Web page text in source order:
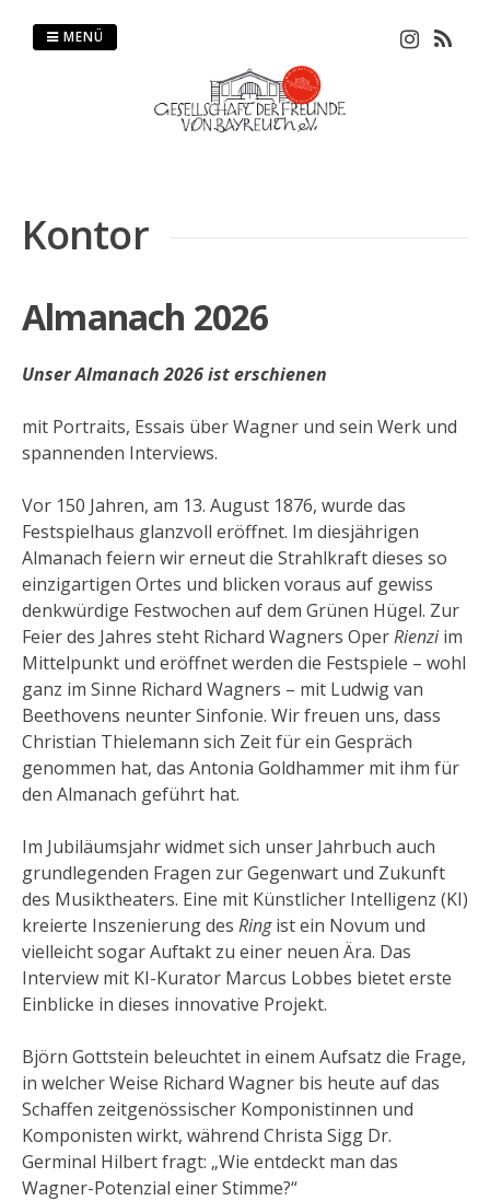
MENÜ
Kontor
Almanach 2026
Unser Almanach 2026 ist erschienen
mit Portraits, Essais über Wagner und sein Werk und
spannenden Interviews.
Vor 150 Jahren, am 13. August 1876, wurde das
Festspielhaus glanzvoll eröffnet. Im diesjährigen
Almanach feiern wir erneut die Strahlkraft dieses so
einzigartigen Ortes und blicken voraus auf gewiss
denkwürdige Festwochen auf dem Grünen Hügel. Zur
Feier des Jahres steht Richard Wagners OperRienziim
Mittelpunkt und eröffnet werden die Festspiele – wohl
ganz im Sinne Richard Wagners – mit Ludwig van
Beethovens neunter Sinfonie. Wir freuen uns, dass
Christian Thielemann sich Zeit für ein Gespräch
genommen hat, das Antonia Goldhammer mit ihm für
den Almanach geführt hat.
Im Jubiläumsjahr widmet sich unser Jahrbuch auch
grundlegenden Fragen zur Gegenwart und Zukunft
des Musiktheaters. Eine mit Künstlicher Intelligenz (KI)
kreierte Inszenierung des Ringist ein Novum und
vielleicht sogar Auftakt zu einer neuen Ära. Das
Interview mit KI-Kurator Marcus Lobbes bietet erste
Einblicke in dieses innovative Projekt.
Björn Gottstein beleuchtet in einem Aufsatz die Frage,
in welcher Weise Richard Wagner bis heute auf das
Schaffen zeitgenössischer Komponistinnen und
Komponisten wirkt, während Christa Sigg Dr.
Germinal Hilbert fragt: „Wie entdeckt man das
Wagner-Potenzial einer Stimme?“